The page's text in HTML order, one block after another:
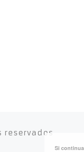
reservados
Si